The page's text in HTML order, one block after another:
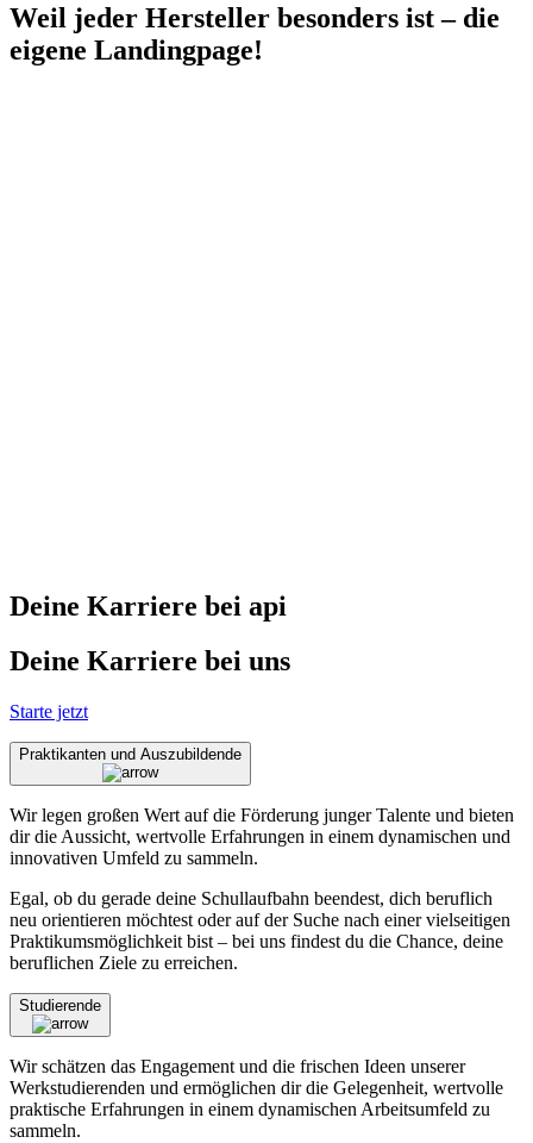
Weil jeder Hersteller besonders ist – die
eigene Landingpage!
Deine Karriere bei api
Deine Karriere bei uns
Starte jetzt
Praktikanten und Auszubildende
Wir legen großen Wert auf die Förderung junger Talente und bieten
dir die Aussicht, wertvolle Erfahrungen in einem dynamischen und
innovativen Umfeld zu sammeln.
Egal, ob du gerade deine Schullaufbahn beendest, dich beruflich
neu orientieren möchtest oder auf der Suche nach einer vielseitigen
Praktikumsmöglichkeit bist – bei uns findest du die Chance, deine
beruflichen Ziele zu erreichen.
Studierende
Wir schätzen das Engagement und die frischen Ideen unserer
Werkstudierenden und ermöglichen dir die Gelegenheit, wertvolle
praktische Erfahrungen in einem dynamischen Arbeitsumfeld zu
sammeln.